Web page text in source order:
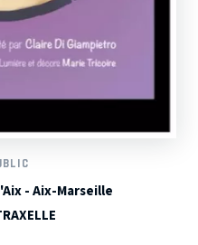
- Aix-Marseille